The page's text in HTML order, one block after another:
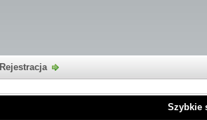
Rejestracja
Szybkie